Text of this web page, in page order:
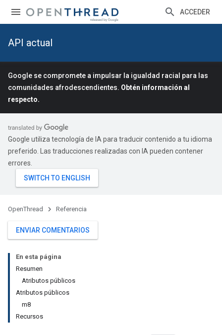
ACCEDER
API actual
Google se compromete a impulsar la igualdad racial para las
comunidades afrodescendientes. Obtén información al
respecto.
Google utiliza tecnología de IA para traducir contenido a tu idioma
preferido. Las traducciones realizadas con IA pueden contener
errores.
OpenThread Referencia
ENVIAR COMENTARIOS
En esta página
Resumen
Atributos públicos
Atributos públicos
m8
Recursos